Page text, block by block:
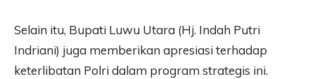
Selain itu, Bupati Luwu Utara (Hj. Indah Putri
Indriani) juga memberikan apresiasi terhadap
keterlibatan Polri dalam program strategis ini.